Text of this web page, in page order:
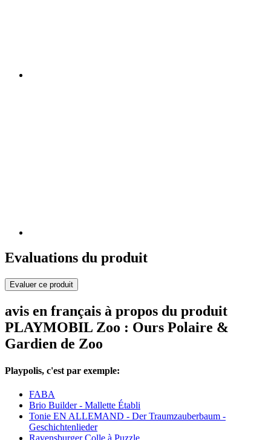
Evaluations du produit
Evaluer ce produit
avis en français à propos du produit
PLAYMOBIL Zoo : Ours Polaire &
Gardien de Zoo
Playpolis, c'est par exemple:
FABA
Brio Builder - Mallette Établi
Tonie EN ALLEMAND - Der Traumzauberbaum -
Geschichtenlieder
Ravensburger Colle à Puzzle